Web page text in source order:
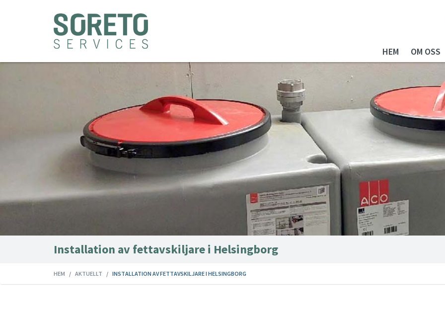
HEM OM OSS
Installation av fettavskiljare i Helsingborg
HEM AKTUELLT INSTALLATION AV FETTAVSKILJARE I HELSINGBORG